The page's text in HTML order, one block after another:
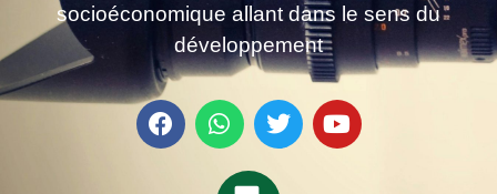
socioéconomique allant dans le sens du
développement